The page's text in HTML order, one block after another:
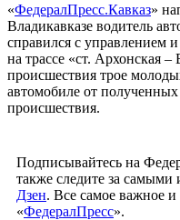
«ФедералПресс.Кавказ»
Владикавказе водитель
справился с управлением
на трассе «ст. Архонская –
происшествия трое
автомобиле от
происшествия.
Подписывайтесь на
также следите за
Дзен. Все самое важное
«ФедералПресс».